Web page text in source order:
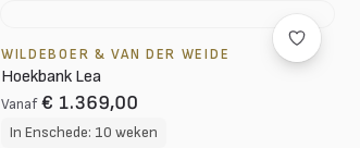
WILDEBOER & VAN DER WEIDE
Hoekbank Lea
Vanaf € 1.369,00
In Enschede: 10 weken